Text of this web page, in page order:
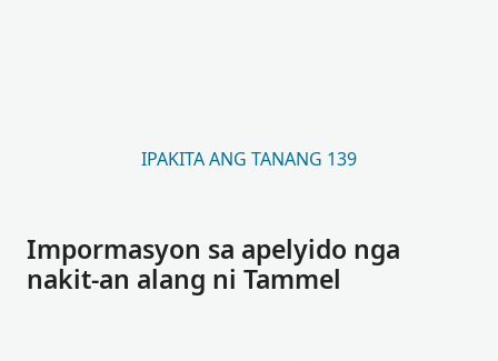
IPAKITA ANG TANANG 139
Impormasyon sa apelyido nga
nakit-an alang ni Tammel